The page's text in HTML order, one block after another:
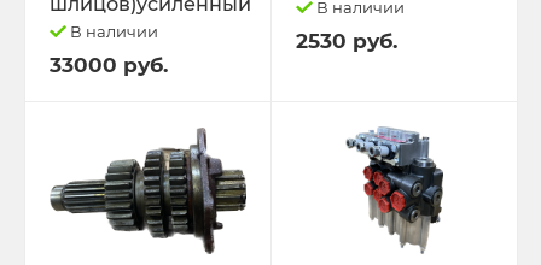
В наличии
33000 руб.
В наличии
2530 руб.